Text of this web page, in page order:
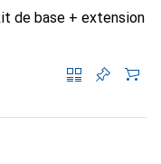
de base + extension